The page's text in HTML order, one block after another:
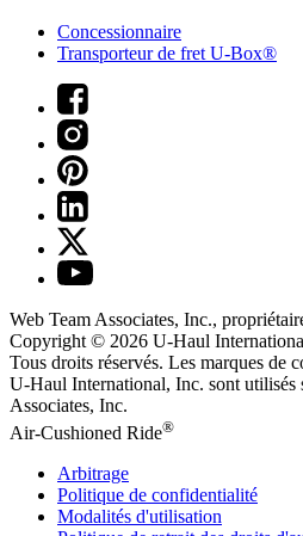
Concessionnaire
Transporteur de fret U-Box®
Web Team Associates, Inc.,
Copyright © 2026 U-Haul
Tous droits réservés. Les marques de
U-Haul International, Inc. sont utilisés
Associates, Inc.
Air-Cushioned Ride®
Arbitrage
Politique de confidentialité
Modalités d'utilisation